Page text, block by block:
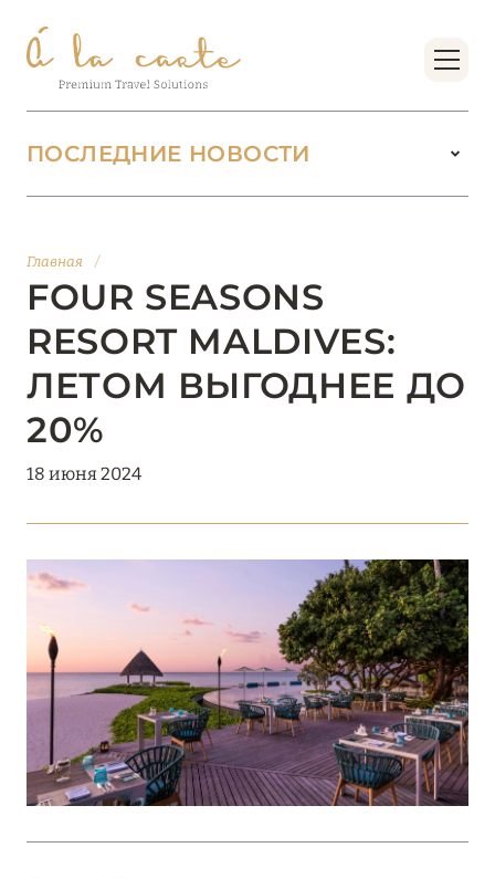
Главная /
FOUR SEASONS
RESORT MALDIVES:
ЛЕТОМ ВЫГОДНЕЕ ДО
20%
18 июня 2024
ПОСЛЕДНИЕ НОВОСТИ
БУТИК-КУРОРТЫ МАЛЬДИВСКИХ ОСТРОВОВ
Подробнее
01 июня 2026
JUMEIRAH OLHAHALI ISLAND MALDIVES: ВАШ
ОАЗИС ТЕПЛА И ИЗЫСКАННОСТИ
18 мая 2026
THE ST. REGIS MALDIVES VOMMULI:
МАНИФЕСТ ЭСТЕТИКИ В САМОМ СЕРДЦЕ
ОКЕАНА
Подробнее
27 апреля 2026